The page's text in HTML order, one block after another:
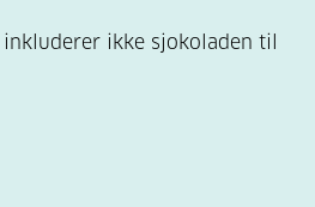
ikke sjokoladen til